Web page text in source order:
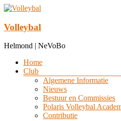
Ga
de
inhoud
Volleybal
Helmond | NeVoBo
Menu
Home
Club
Algemene Informatie
Nieuws
Bestuur en Commissies
Polaris Volleybal
Contributie